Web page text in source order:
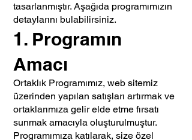
tasarlanmıştır. Aşağıda programımızın
detaylarını bulabilirsiniz.
1. Programın
Amacı
Ortaklık Programımız, web sitemiz
üzerinden yapılan satışları artırmak ve
ortaklarımıza gelir elde etme fırsatı
sunmak amacıyla oluşturulmuştur.
Programımıza katılarak, size özel